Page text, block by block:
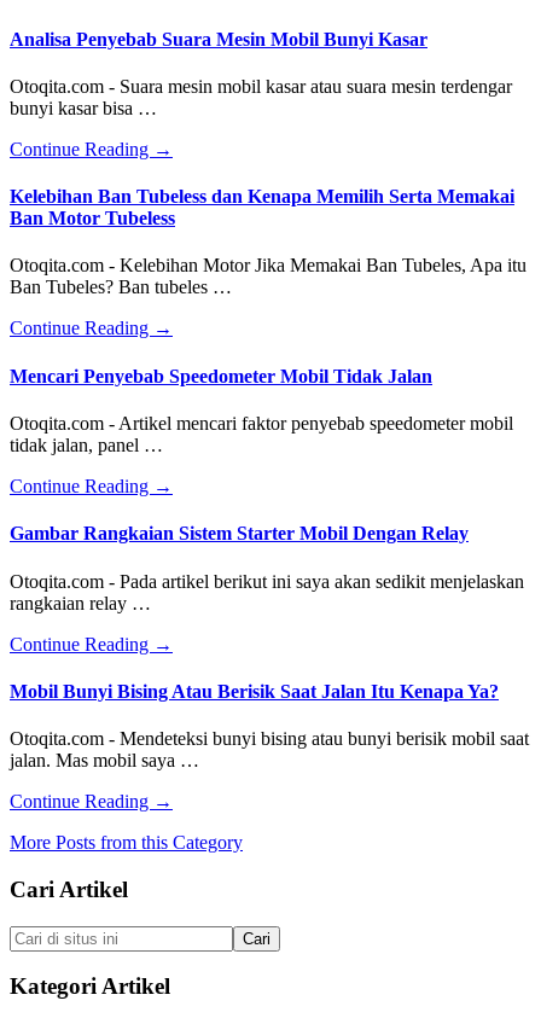
Analisa Penyebab Suara Mesin Mobil Bunyi Kasar
Otoqita.com - Suara mesin mobil kasar atau suara mesin terdengar
bunyi kasar bisa …
Continue Reading about
Penyebab
Suara
Mobil
Bunyi
Kasar
→
Kelebihan Ban Tubeless dan Kenapa Memilih Serta Memakai
Ban Motor Tubeless
Otoqita.com - Kelebihan Motor Jika Memakai Ban Tubeles, Apa itu
Ban Tubeles? Ban tubeles …
Continue Reading about
Ban
Tubeless
dan
Kenapa
Memilih
Memakai
Ban
Motor
→
Mencari Penyebab Speedometer Mobil Tidak Jalan
Otoqita.com - Artikel mencari faktor penyebab speedometer mobil
tidak jalan, panel …
Continue Reading about
Penyebab
Mobil
Tidak
→
Gambar Rangkaian Sistem Starter Mobil Dengan Relay
Otoqita.com - Pada artikel berikut ini saya akan sedikit menjelaskan
rangkaian relay …
Continue Reading about
Rangkaian
Sistem
Starter
Mobil
Dengan
→
Mobil Bunyi Bising Atau Berisik Saat Jalan Itu Kenapa Ya?
Otoqita.com - Mendeteksi bunyi bising atau bunyi berisik mobil saat
jalan. Mas mobil saya …
Continue Reading about
Bunyi
Saat
Jalan
Itu
Kenapa
→
More Posts from this Category
Footer
Cari Artikel
Cari
di
situs
ini
Kategori Artikel